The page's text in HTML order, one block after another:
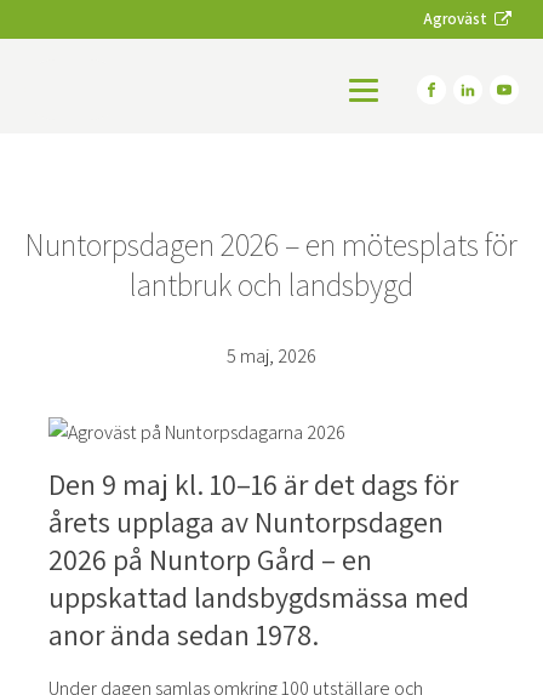
Agroväst
Nuntorpsdagen 2026 – en mötesplats för
lantbruk och landsbygd
5 maj, 2026
Den 9 maj kl. 10–16 är det dags för
årets upplaga av Nuntorpsdagen
2026 på Nuntorp Gård – en
uppskattad landsbygdsmässa med
anor ända sedan 1978.
Under dagen samlas omkring 100 utställare och